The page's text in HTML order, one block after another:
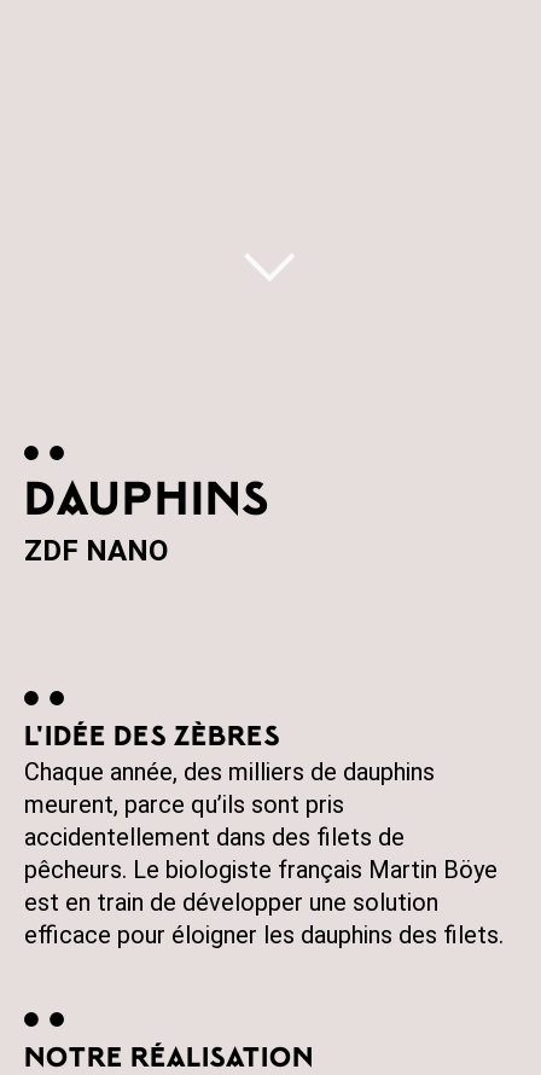
DAUPHINS
ZDF NANO
L'IDÉE DES ZÈBRES
Chaque année, des milliers de dauphins
meurent, parce qu’ils sont pris
accidentellement dans des filets de
pêcheurs. Le biologiste français Martin Böye
est en train de développer une solution
efficace pour éloigner les dauphins des filets.
NOTRE RÉALISATION